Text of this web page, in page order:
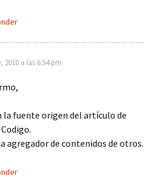
2010 a las 6:54 pm
la fuente origen del artículo de
agregador de contenidos de otros.